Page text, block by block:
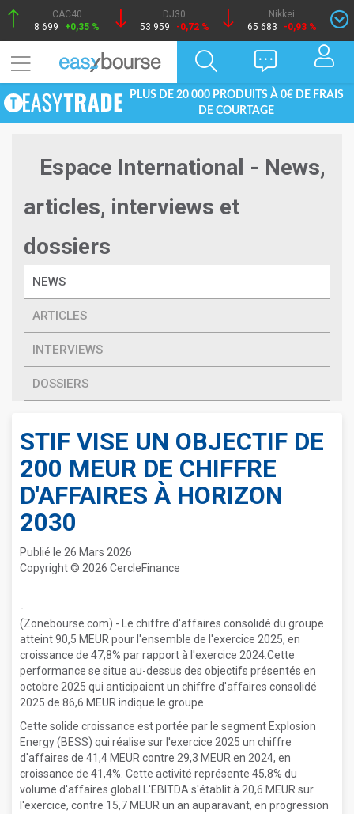
CAC40
8 699
+0,35 %
DJ30
53 959
-0,72 %
Nikkei
65 683
-0,93 %
PLUS DE 20 000 PRODUITS À 0€ DE FRAIS
DE COURTAGE
Espace International - News,
articles, interviews et
dossiers
NEWS
ARTICLES
INTERVIEWS
DOSSIERS
STIF VISE UN OBJECTIF DE
200 MEUR DE CHIFFRE
D'AFFAIRES À HORIZON
2030
Publié le 26 Mars 2026
Copyright © 2026 CercleFinance
-
(Zonebourse.com) - Le chiffre d'affaires consolidé du groupe
atteint 90,5 MEUR pour l'ensemble de l'exercice 2025, en
croissance de 47,8% par rapport à l'exercice 2024.Cette
performance se situe au-dessus des objectifs présentés en
octobre 2025 qui anticipaient un chiffre d'affaires consolidé
2025 de 86,6 MEUR indique le groupe.
Cette solide croissance est portée par le segment Explosion
Energy (BESS) qui réalise sur l'exercice 2025 un chiffre
d'affaires de 41,4 MEUR contre 29,3 MEUR en 2024, en
croissance de 41,4%. Cette activité représente 45,8% du
volume d'affaires global.L'EBITDA s'établit à 20,6 MEUR sur
l'exercice, contre 15,7 MEUR un an auparavant, en progression